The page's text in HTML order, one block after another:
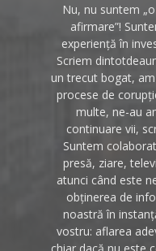
Nu, nu suntem
afirmare”!
experiență în
Scriem
un trecut bogat,
procese de
multe, ne-au
continuare vii,
Suntem
presă, ziare,
atunci când este
obținerea de
noastră în
vostru: aflarea
chiar dacă nu este